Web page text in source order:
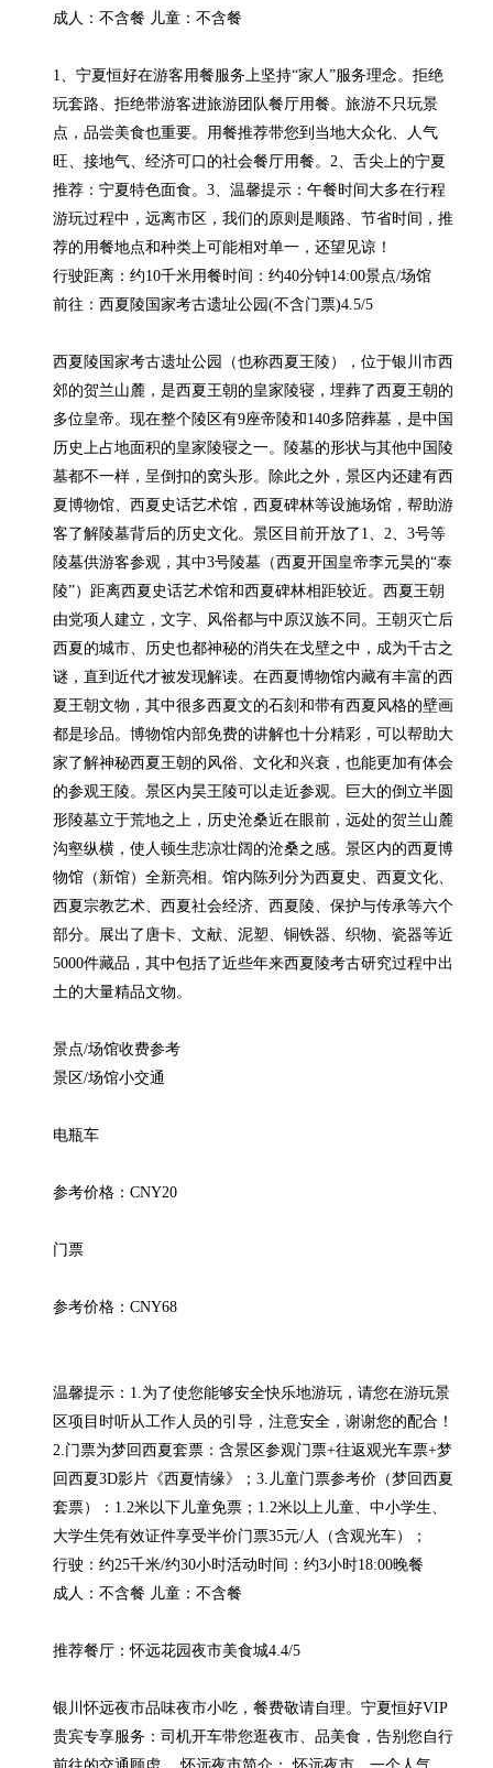
成人：不含餐 儿童：不含餐
1、宁夏恒好在游客用餐服务上坚持“家人”服务理念。拒绝
玩套路、拒绝带游客进旅游团队餐厅用餐。旅游不只玩景
点，品尝美食也重要。用餐推荐带您到当地大众化、人气
旺、接地气、经济可口的社会餐厅用餐。2、舌尖上的宁夏
推荐：宁夏特色面食。3、温馨提示：午餐时间大多在行程
游玩过程中，远离市区，我们的原则是顺路、节省时间，推
荐的用餐地点和种类上可能相对单一，还望见谅！
行驶距离：约10千米用餐时间：约40分钟14:00景点/场馆
前往：西夏陵国家考古遗址公园(不含门票)4.5/5
西夏陵国家考古遗址公园（也称西夏王陵），位于银川市西
郊的贺兰山麓，是西夏王朝的皇家陵寝，埋葬了西夏王朝的
多位皇帝。现在整个陵区有9座帝陵和140多陪葬墓，是中国
历史上占地面积的皇家陵寝之一。陵墓的形状与其他中国陵
墓都不一样，呈倒扣的窝头形。除此之外，景区内还建有西
夏博物馆、西夏史话艺术馆，西夏碑林等设施场馆，帮助游
客了解陵墓背后的历史文化。景区目前开放了1、2、3号等
陵墓供游客参观，其中3号陵墓（西夏开国皇帝李元昊的“泰
陵”）距离西夏史话艺术馆和西夏碑林相距较近。西夏王朝
由党项人建立，文字、风俗都与中原汉族不同。王朝灭亡后
西夏的城市、历史也都神秘的消失在戈壁之中，成为千古之
谜，直到近代才被发现解读。在西夏博物馆内藏有丰富的西
夏王朝文物，其中很多西夏文的石刻和带有西夏风格的壁画
都是珍品。博物馆内部免费的讲解也十分精彩，可以帮助大
家了解神秘西夏王朝的风俗、文化和兴衰，也能更加有体会
的参观王陵。景区内昊王陵可以走近参观。巨大的倒立半圆
形陵墓立于荒地之上，历史沧桑近在眼前，远处的贺兰山麓
沟壑纵横，使人顿生悲凉壮阔的沧桑之感。景区内的西夏博
物馆（新馆）全新亮相。馆内陈列分为西夏史、西夏文化、
西夏宗教艺术、西夏社会经济、西夏陵、保护与传承等六个
部分。展出了唐卡、文献、泥塑、铜铁器、织物、瓷器等近
5000件藏品，其中包括了近些年来西夏陵考古研究过程中出
土的大量精品文物。
景点/场馆收费参考
景区/场馆小交通
电瓶车
参考价格：CNY20
门票
参考价格：CNY68
温馨提示：1.为了使您能够安全快乐地游玩，请您在游玩景
区项目时听从工作人员的引导，注意安全，谢谢您的配合！
2.门票为梦回西夏套票：含景区参观门票+往返观光车票+梦
回西夏3D影片《西夏情缘》；3.儿童门票参考价（梦回西夏
套票）：1.2米以下儿童免票；1.2米以上儿童、中小学生、
大学生凭有效证件享受半价门票35元/人（含观光车）；
行驶：约25千米/约30小时活动时间：约3小时18:00晚餐
成人：不含餐 儿童：不含餐
推荐餐厅：怀远花园夜市美食城4.4/5
银川怀远夜市品味夜市小吃，餐费敬请自理。宁夏恒好VIP
贵宾专享服务：司机开车带您逛夜市、品美食，告别您自行